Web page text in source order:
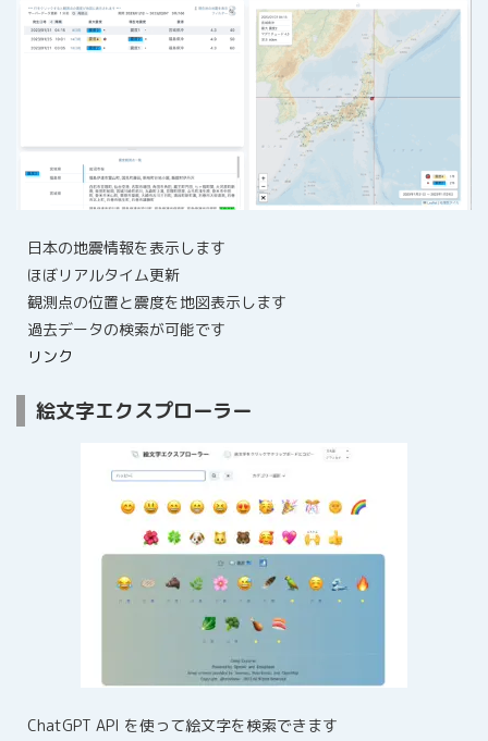
日本の地震情報を表示します
ほぼリアルタイム更新
観測点の位置と震度を地図表示します
過去データの検索が可能です
リンク
絵文字エクスプローラー
ChatGPT API を使って絵文字を検索できます